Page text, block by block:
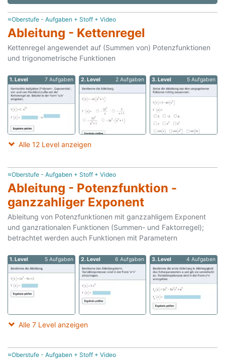
≈Oberstufe - Aufgaben + Stoff + Video
Ableitung - Kettenregel
Kettenregel angewendet auf (Summen von) Potenzfunktionen
und trigonometrische Funktionen
1. Level 7 Aufgaben 2. Level 2 Aufgaben 3. Level 5 Aufgaben
Alle 12 Level anzeigen
≈Oberstufe - Aufgaben + Stoff + Video
Ableitung - Potenzfunktion -
ganzzahliger Exponent
Ableitung von Potenzfunktionen mit ganzzahligem Exponent
und ganzrationalen Funktionen (Summen- und Faktorregel);
betrachtet werden auch Funktionen mit Parametern
1. Level 5 Aufgaben 2. Level 6 Aufgaben 3. Level 4 Aufgaben
Alle 7 Level anzeigen
≈Oberstufe - Aufgaben + Stoff + Video